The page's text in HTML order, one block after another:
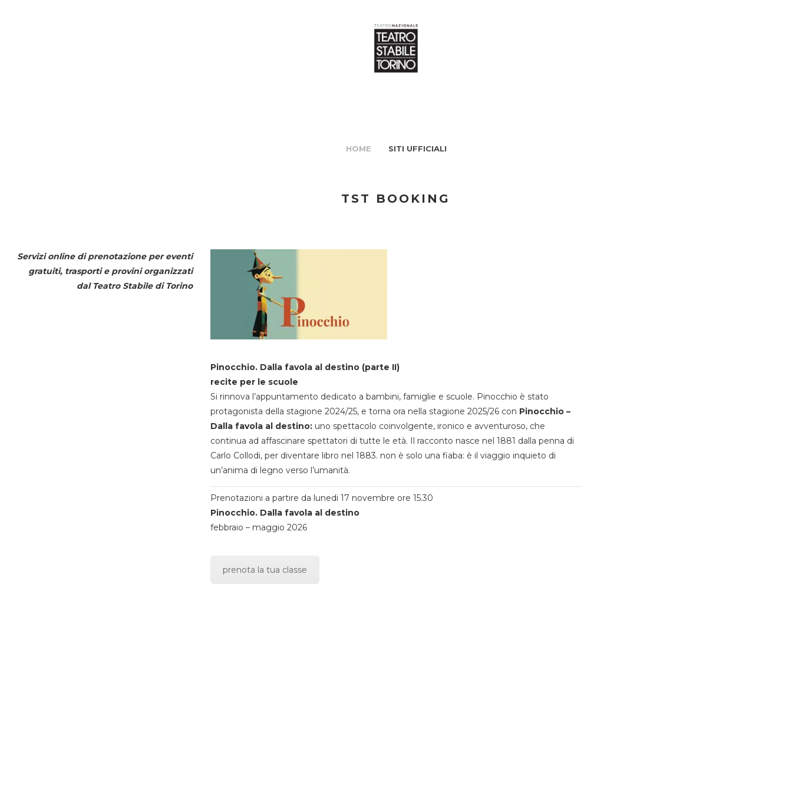
HOME SITI UFFICIALI
TST BOOKING
Servizi online di prenotazione per eventi
gratuiti, trasporti e provini organizzati
dal Teatro Stabile di Torino
Pinocchio. Dalla favola al destino (parte II)
recite per le scuole
Si rinnova l’appuntamento dedicato a bambini, famiglie e scuole. Pinocchio è stato
protagonista della stagione 2024/25, e torna ora nella stagione 2025/26 con Pinocchio –
Dalla favola al destino:uno spettacolo coinvolgente, ironico e avventuroso, che
continua ad affascinare spettatori di tutte le età. Il racconto nasce nel 1881 dalla penna di
Carlo Collodi, per diventare libro nel 1883. non è solo una fiaba: è il viaggio inquieto di
un’anima di legno verso l’umanità.
Prenotazioni a partire da lunedi 17 novembre ore 15.30
Pinocchio. Dalla favola al destino
febbraio – maggio 2026
prenota la tua classe